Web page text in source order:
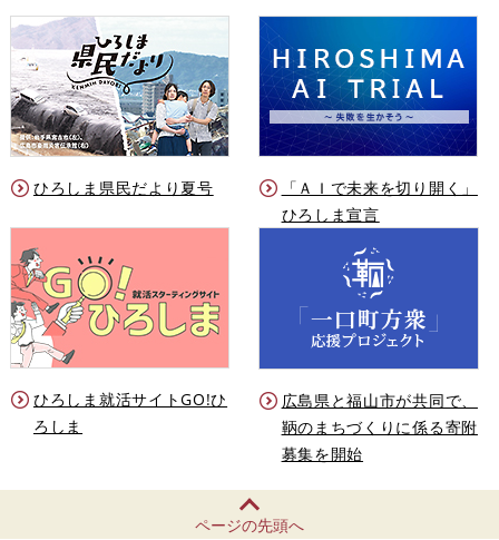
ひろしま県民だより夏号
「ＡＩで未来を切り開く」
ひろしま宣言
ひろしま就活サイトGO!ひ
ろしま
広島県と福山市が共同で、
鞆のまちづくりに係る寄附
募集を開始
ページの先頭へ